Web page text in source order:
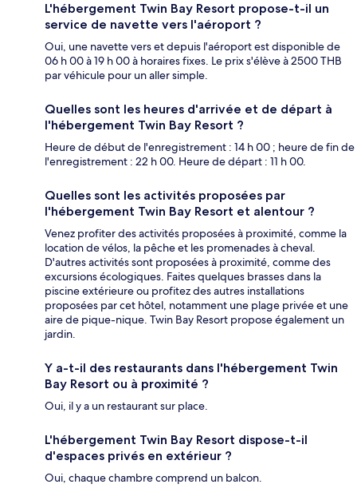
L'hébergement Twin Bay Resort propose-t-il un
service de navette vers l'aéroport ?
Oui, une navette vers et depuis l'aéroport est disponible de
06 h 00 à 19 h 00 à horaires fixes. Le prix s'élève à 2500 THB
par véhicule pour un aller simple.
Quelles sont les heures d'arrivée et de départ à
l'hébergement Twin Bay Resort ?
Heure de début de l'enregistrement : 14 h 00 ; heure de fin de
l'enregistrement : 22 h 00. Heure de départ : 11 h 00.
Quelles sont les activités proposées par
l'hébergement Twin Bay Resort et alentour ?
Venez profiter des activités proposées à proximité, comme la
location de vélos, la pêche et les promenades à cheval.
D'autres activités sont proposées à proximité, comme des
excursions écologiques. Faites quelques brasses dans la
piscine extérieure ou profitez des autres installations
proposées par cet hôtel, notamment une plage privée et une
aire de pique-nique. Twin Bay Resort propose également un
jardin.
Y a-t-il des restaurants dans l'hébergement Twin
Bay Resort ou à proximité ?
Oui, il y a un restaurant sur place.
L'hébergement Twin Bay Resort dispose-t-il
d'espaces privés en extérieur ?
Oui, chaque chambre comprend un balcon.